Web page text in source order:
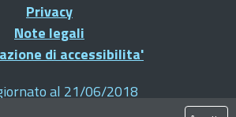
Privacy
Note legali
di accessibilita'
al 21/06/2018
di Scicli - Tutti i diritti riservati